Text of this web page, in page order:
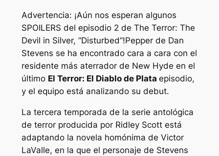
Advertencia: ¡Aún nos esperan algunos
SPOILERS del episodio 2 de The Terror: The
Devil in Silver, “Disturbed”!Pepper de Dan
Stevens se ha encontrado cara a cara con el
residente más aterrador de New Hyde en el
último El Terror: El Diablo de Plata episodio,
y el equipo está analizando su debut.
La tercera temporada de la serie antológica
de terror producida por Ridley Scott está
adaptando la novela homónima de Victor
LaValle, en la que el personaje de Stevens